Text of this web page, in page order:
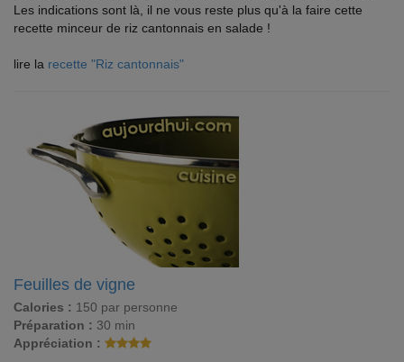
Les indications sont là, il ne vous reste plus qu'à la faire cette
recette minceur de riz cantonnais en salade !
lire la recette "Riz cantonnais"
Feuilles de vigne
Calories : 150 par personne
Préparation : 30 min
Appréciation :